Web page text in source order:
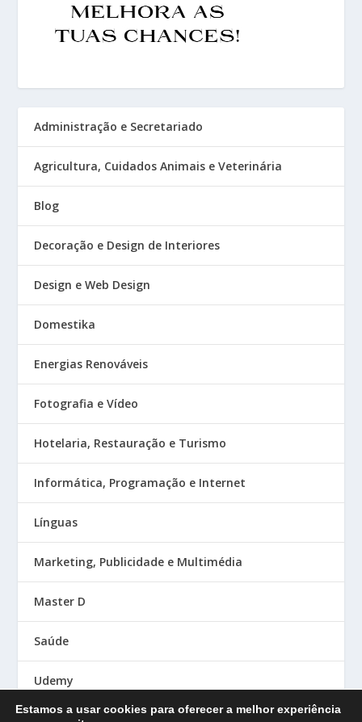
Administração e Secretariado
Agricultura, Cuidados Animais e Veterinária
Blog
Decoração e Design de Interiores
Design e Web Design
Domestika
Energias Renováveis
Fotografia e Vídeo
Hotelaria, Restauração e Turismo
Informática, Programação e Internet
Línguas
Marketing, Publicidade e Multimédia
Master D
Saúde
Udemy
Estamos a usar cookies para oferecer a melhor experiência